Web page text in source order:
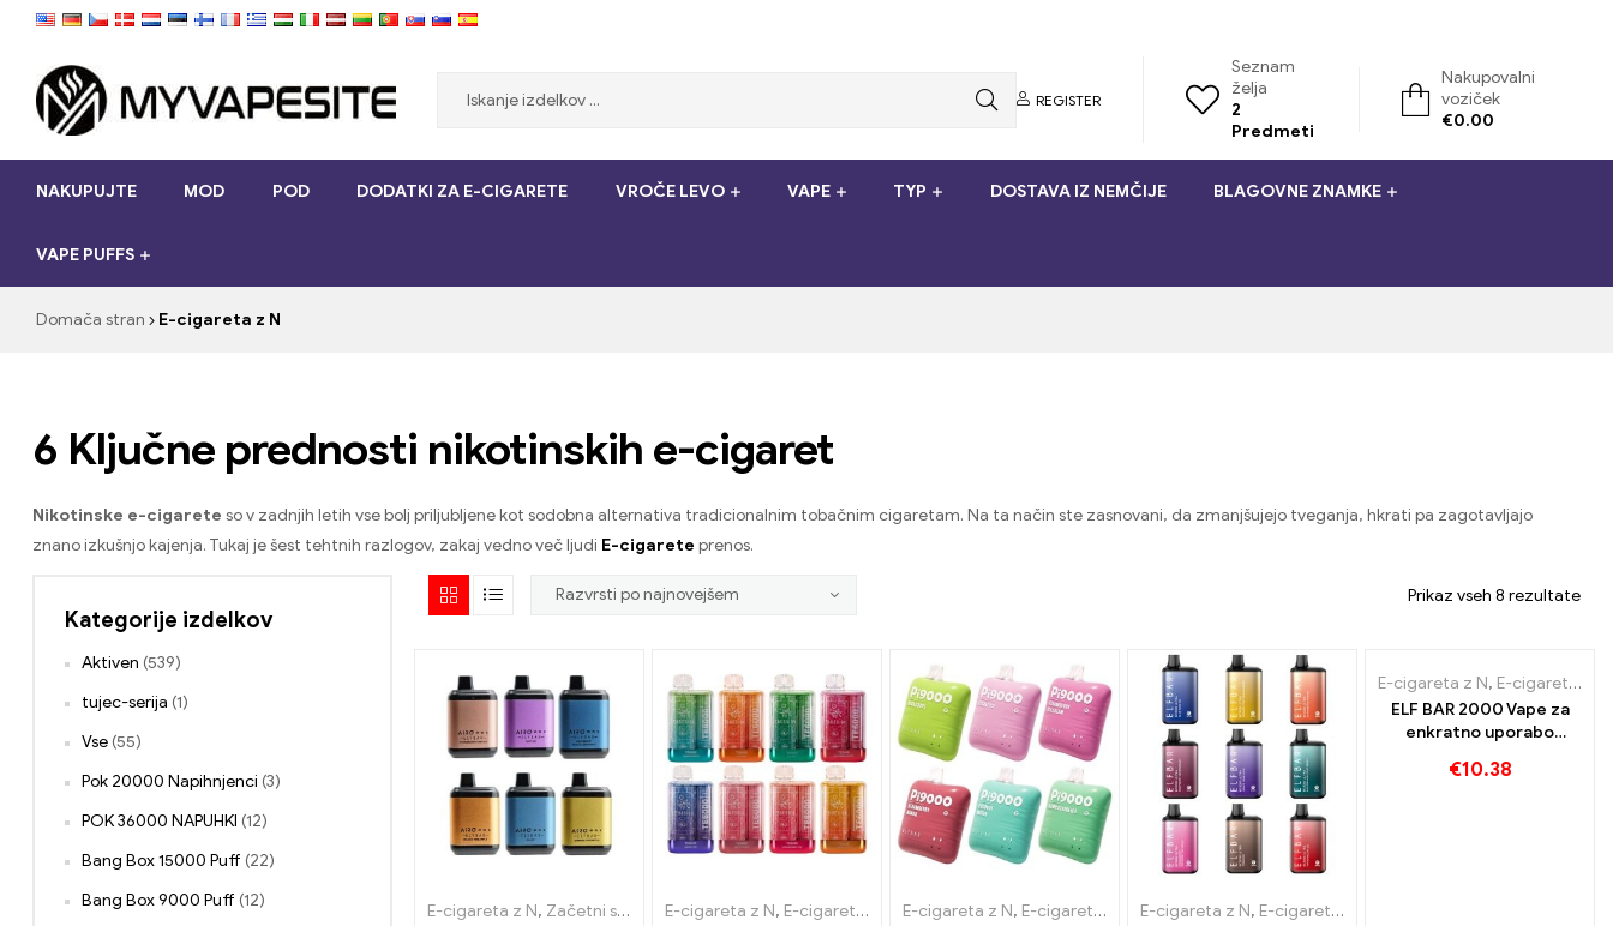
Myvapesite.de
cigarete
poceni
na
REGISTER
Seznam
želja
2
Predmeti
Nakupovalni
voziček
€0.00
NAKUPUJTE MOD POD DODATKI ZA E-CIGARETE VROČE LEVO VAPE TYP DOSTAVA IZ NEMČIJE BLAGOVNE ZNAMKE
VAPE PUFFS
Domača stran E-cigareta z N
6 Ključne prednosti nikotinskih e-cigaret
Nikotinske e-cigarete so v zadnjih letih vse bolj priljubljene kot sodobna alternativa tradicionalnim tobačnim cigaretam. Na ta način ste zasnovani, da zmanjšujejo tveganja, hkrati pa zagotavljajo
znano izkušnjo kajenja. Tukaj je šest tehtnih razlogov, zakaj vedno več ljudi E-cigarete prenos.
Prikaz vseh 8 rezultate
E-cigareta z N, Začetni set za e-cigarete , E-cigarete za enkratno uporabo
E-cigareta z N, E-cigarete za enkratno uporabo
E-cigareta z N, E-cigarete za enkratno uporabo ,Pod,Blago brez dajatev
E-cigareta z N, E-cigarete za enkratno uporabo
E-cigareta z N, E-cigarete za enkratno uporabo
ELF BAR 2000 Vape za
enkratno uporabo
€10.38
Kategorije izdelkov
Aktiven (539)
tujec-serija (1)
Vse (55)
Pok 20000 Napihnjenci (3)
POK 36000 NAPUHKI (12)
Bang Box 15000 Puff (22)
Bang Box 9000 Puff (12)